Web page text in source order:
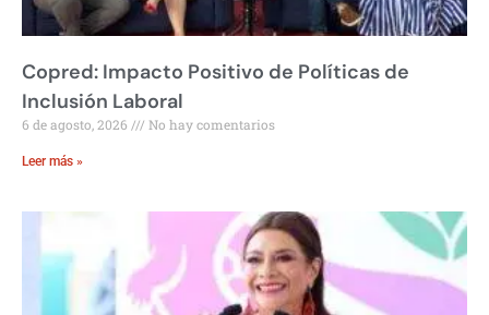
Copred: Impacto Positivo de Políticas de
Inclusión Laboral
6 de agosto, 2026 No hay comentarios
Leer más »